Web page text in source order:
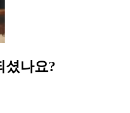
셨나요?